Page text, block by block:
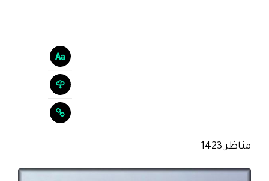
مناظر 1423